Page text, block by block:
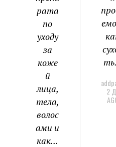
рата
по
уходу
за
коже
й
лица,
тела,
волос
ами и
как...
2